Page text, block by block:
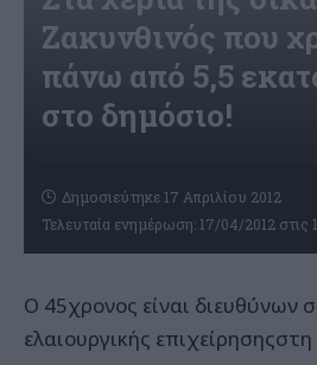
Ζακυνθινός που
πάνω από 5,5
στο δημόσιο!
Τελευταία ενημέρωση: 17/04/2012 στις
Δημοσιεύτηκε 17 Απριλίου 2012
Ο 45χρονος είναι διευθύνων
ελαιουργικής